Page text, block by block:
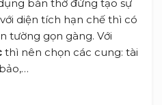
bàn thờ đứng tạo sự
diện tích hạn chế thì có
tường gọn gàng. Với
thì nên chọn các cung: tài